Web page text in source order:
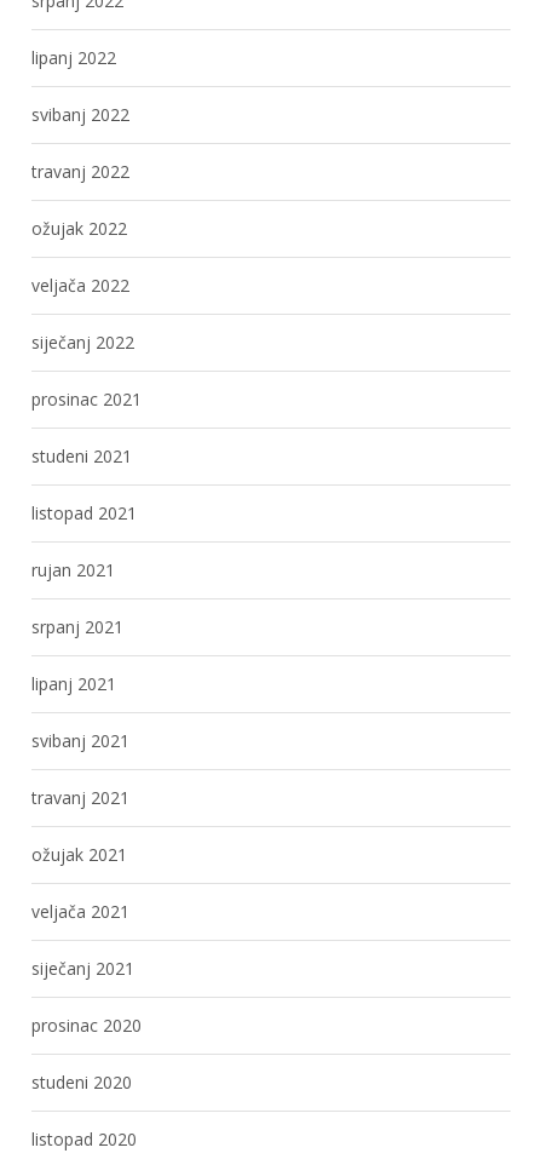
lipanj 2022
svibanj 2022
travanj 2022
ožujak 2022
veljača 2022
siječanj 2022
prosinac 2021
studeni 2021
listopad 2021
rujan 2021
srpanj 2021
lipanj 2021
svibanj 2021
travanj 2021
ožujak 2021
veljača 2021
siječanj 2021
prosinac 2020
studeni 2020
listopad 2020